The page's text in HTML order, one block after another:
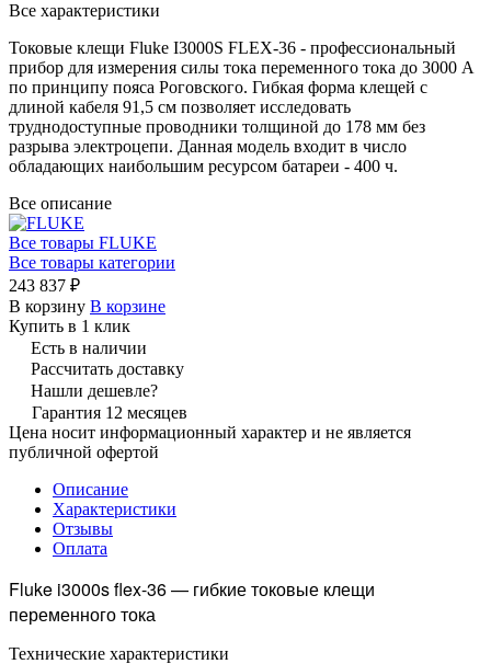
Все характеристики
Токовые клещи Fluke I3000S FLEX-36 - профессиональный
прибор для измерения силы тока переменного тока до 3000 А
по принципу пояса Роговского. Гибкая форма клещей с
длиной кабеля 91,5 см позволяет исследовать
труднодоступные проводники толщиной до 178 мм без
разрыва электроцепи. Данная модель входит в число
обладающих наибольшим ресурсом батареи - 400 ч.
Все описание
Все товары FLUKE
Все товары категории
243 837 ₽
В корзину В корзине
Купить в 1 клик
Есть в наличии
Рассчитать доставку
Нашли дешевле?
Гарантия 12 месяцев
Цена носит информационный характер и не является
публичной офертой
Описание
Характеристики
Отзывы
Оплата
Fluke i3000s flex-36 — гибкие токовые клещи
переменного тока
Технические характеристики